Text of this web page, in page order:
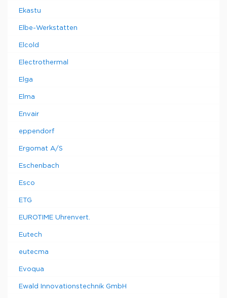
Ekastu
Elbe-Werkstatten
Elcold
Electrothermal
Elga
Elma
Envair
eppendorf
Ergomat A/S
Eschenbach
Esco
ETG
EUROTIME Uhrenvert.
Eutech
eutecma
Evoqua
Ewald Innovationstechnik GmbH